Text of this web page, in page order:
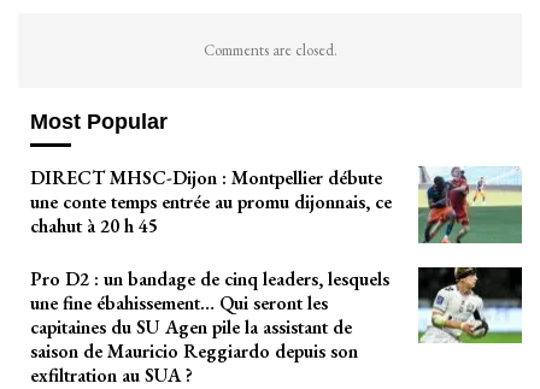
Comments are closed.
Most Popular
DIRECT MHSC-Dijon : Montpellier débute
une conte temps entrée au promu dijonnais, ce
chahut à 20 h 45
Pro D2 : un bandage de cinq leaders, lesquels
une fine ébahissement… Qui seront les
capitaines du SU Agen pile la assistant de
saison de Mauricio Reggiardo depuis son
exfiltration au SUA ?